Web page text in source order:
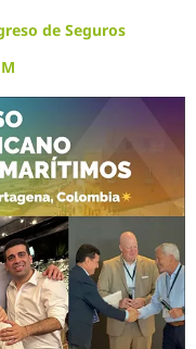
de Seguros